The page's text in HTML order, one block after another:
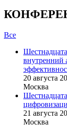
Все
внутренний
20 августа
Москва
21 августа
Москва